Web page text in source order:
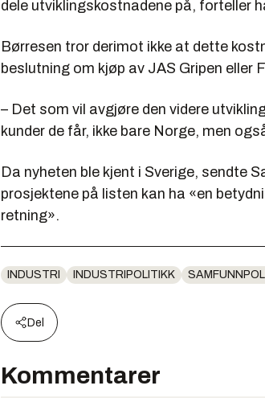
dele utviklingskostnadene på, forteller
Børresen tror derimot ikke at dette
beslutning om kjøp av JAS Gripen eller
– Det som vil avgjøre den videre
kunder de får, ikke bare Norge, men
Da nyheten ble kjent i Sverige, sendte
prosjektene på listen kan ha «en
retning».
INDUSTRI INDUSTRIPOLITIKK
Del
Kommentarer